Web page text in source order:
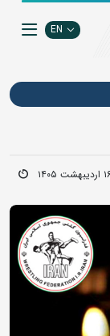
EN